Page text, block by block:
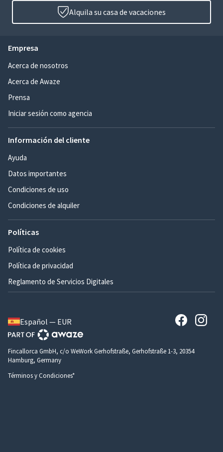
Alquila su casa de vacaciones
Empresa
Acerca de nosotros
Acerca de Awaze
Prensa
Iniciar sesión como agencia
Información del cliente
Ayuda
Datos importantes
Condiciones de uso
Condiciones de alquiler
Políticas
Política de cookies
Política de privacidad
Reglamento de Servicios Digitales
Español — EUR
Fincallorca GmbH, c/o WeWork Gerhofstraße, Gerhofstraße 1-3, 20354
Hamburg, Germany
Términos y Condiciones*